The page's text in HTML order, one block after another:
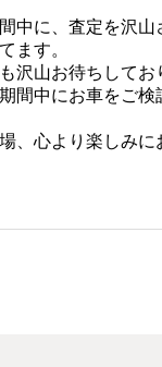
中に、査定を沢山
ます。
沢山お待ちしてお
間中にお車をご検
、心より楽しみに